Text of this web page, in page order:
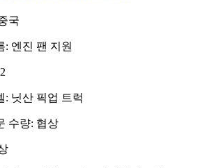
국
: 엔진 팬 지원
: 닛산 픽업 트럭
수량: 협상